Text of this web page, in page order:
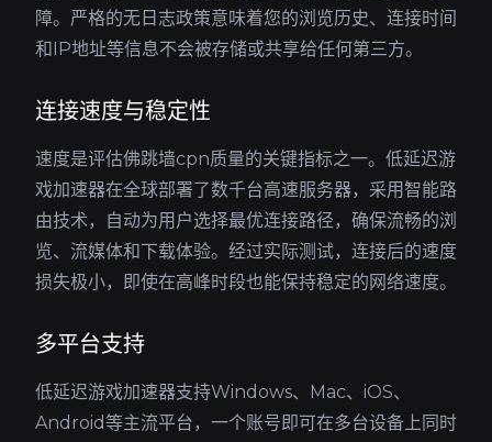
障。严格的无日志政策意味着您的浏览历史、连接时间
和IP地址等信息不会被存储或共享给任何第三方。
连接速度与稳定性
速度是评估佛跳墙cpn质量的关键指标之一。低延迟游
戏加速器在全球部署了数千台高速服务器，采用智能路
由技术，自动为用户选择最优连接路径，确保流畅的浏
览、流媒体和下载体验。经过实际测试，连接后的速度
损失极小，即使在高峰时段也能保持稳定的网络速度。
多平台支持
低延迟游戏加速器支持Windows、Mac、iOS、
Android等主流平台，一个账号即可在多台设备上同时